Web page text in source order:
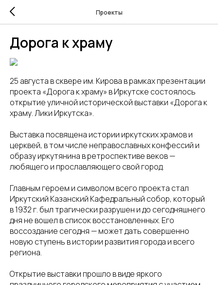
Проекты
Дорога к храму
25 августа в сквере им. Кирова в рамках презентации
проекта «Дорога к храму» в Иркутске состоялось
открытие уличной исторической выставки «Дорога к
храму. Лики Иркутска».
Выставка посвящена истории иркутских храмов и
церквей, в том числе неправославных конфессий и
образу иркутянина в ретроспективе веков —
любящего и прославляющего свой город.
Главным героем и символом всего проекта стал
Иркутский Казанский Кафедральный собор, который
в 1932 г. был трагически разрушен и до сегодняшнего
дня не вошел в список восстановленных. Его
воссоздание сегодня — может дать совершенно
новую ступень в истории развития города и всего
региона.
Открытие выставки прошло в виде яркого